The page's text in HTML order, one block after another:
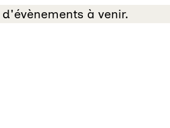
à venir.